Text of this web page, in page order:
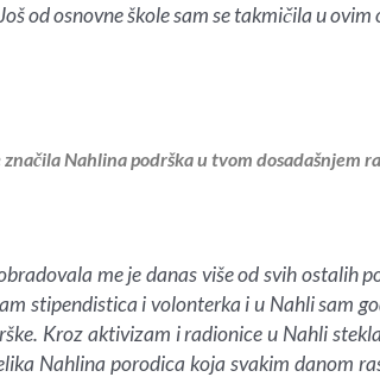
od osnovne škole sam se takmičila u
Nahlina podrška u tvom dosadašnjem
me je danas više od svih ostalih
stipendistica i volonterka i u Nahli sam
Kroz aktivizam i radionice u Nahli
Nahlina porodica koja svakim danom